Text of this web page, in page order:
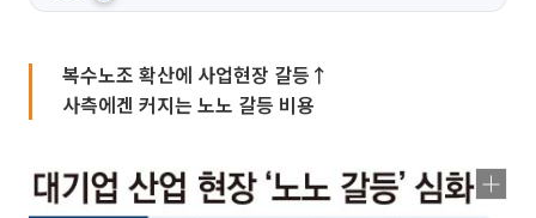
복수노조 확산에 사업현장 갈등↑
사측에겐 커지는 노노 갈등 비용